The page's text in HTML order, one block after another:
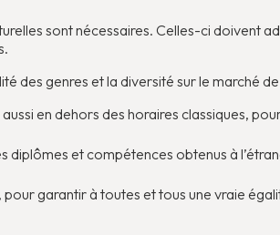
sont nécessaires. Celles-ci doivent
des genres et la diversité sur le marché
en dehors des horaires classiques,
et compétences obtenus à
garantir à toutes et tous une vraie